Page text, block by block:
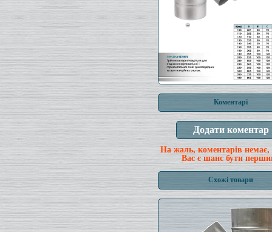
Коментарі
На жаль, коментарів немає,
Вас є шанс бути
Схожі товари